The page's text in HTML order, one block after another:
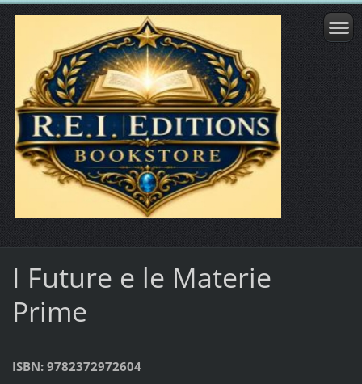
I Future e le Materie
Prime
ISBN: 9782372972604